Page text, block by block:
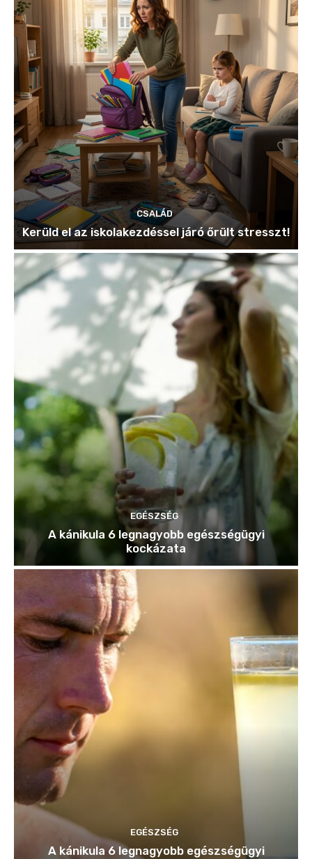
CSALÁD
Kerüld el az iskolakezdéssel járó őrült stresszt!
EGÉSZSÉG
A kánikula 6 legnagyobb egészségügyi
kockázata
EGÉSZSÉG
A kánikula 6 legnagyobb egészségügyi